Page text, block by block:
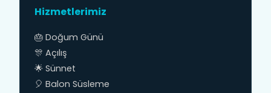
Hizmetlerimiz
🎂 Doğum Günü
🎊 Açılış
🌟 Sünnet
🎈 Balon Süsleme